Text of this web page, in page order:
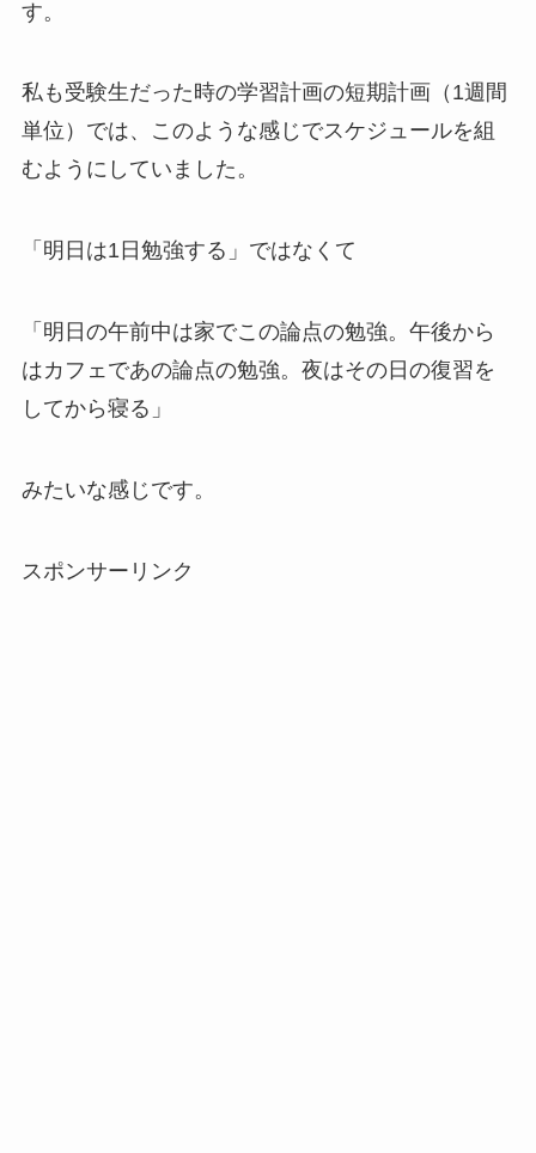
す。
私も受験生だった時の学習計画の短期計画（1週間
単位）では、このような感じでスケジュールを組
むようにしていました。
「明日は1日勉強する」ではなくて
「明日の午前中は家でこの論点の勉強。午後から
はカフェであの論点の勉強。夜はその日の復習を
してから寝る」
みたいな感じです。
スポンサーリンク